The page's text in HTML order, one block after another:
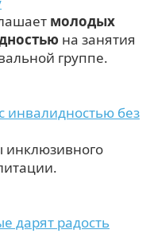
молодых
на занятия
группе.
без
инклюзивного
дарят радость